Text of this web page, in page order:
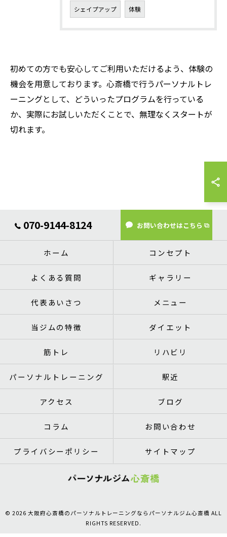
シェイプアップ 体験
初めての方でも安心してご利用いただけるよう、体験の
機会を用意しております。心斎橋で行うパーソナルトレ
ーニングとして、どういったプログラムを行っている
か、実際にお試しいただくことで、無理なくスタートが
切れます。
070-9144-8124 お問い合わせはこちら
ホーム コンセプト
よくある質問 ギャラリー
代表あいさつ メニュー
当ジムの特徴 ダイエット
筋トレ リハビリ
パーソナルトレーニング 駅近
アクセス ブログ
コラム お問い合わせ
プライバシーポリシー サイトマップ
© 2026 大阪府心斎橋のパーソナルトレーニングならパーソナルジム心斎橋 ALL
RIGHTS RESERVED.